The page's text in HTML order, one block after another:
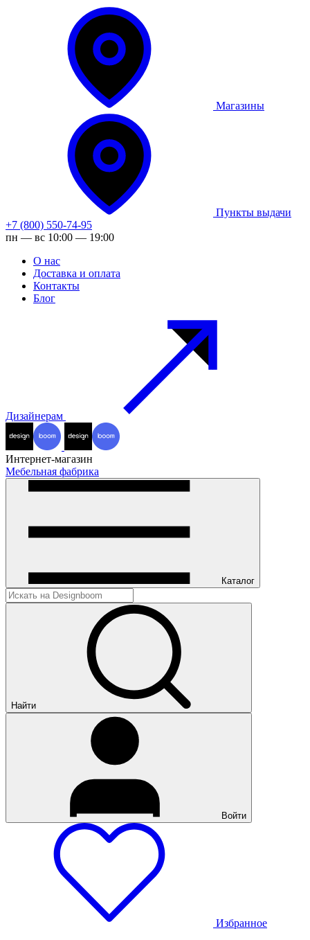
Магазины
Пункты выдачи
+7 (800) 550-74-95
пн — вс 10:00 — 19:00
О нас
Доставка и оплата
Контакты
Блог
Дизайнерам
Интернет-магазин
Мебельная фабрика
Каталог
Найти
Войти
Избранное